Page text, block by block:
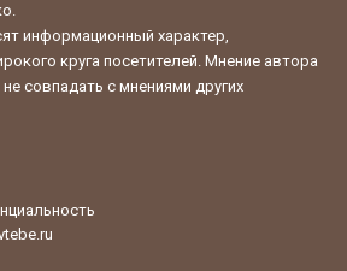
информационный характер,
круга посетителей. Мнение автора
совпадать с мнениями других